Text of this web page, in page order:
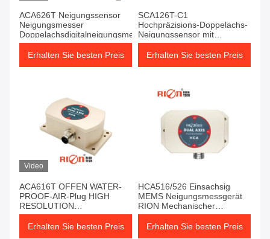
ACA626T Neigungssensor
Neigungsmesser
Doppelachsdigitalneigungsmesser
Erhalten Sie besten Preis
SCA126T-C1
Hochpräzisions-Doppelachs-
Neigungssensor mit
CANopen-Ausgang
Erhalten Sie besten Preis
Video
ACA616T OFFEN WATER-
PROOF-AIR-Plug HIGH
RESOLUTION
Einfachachsenneigung
Erhalten Sie besten Preis
HCA516/526 Einsachsig
MEMS Neigungsmessgerät
RION Mechanischer
Neigungsmessgerät
Erhalten Sie besten Preis